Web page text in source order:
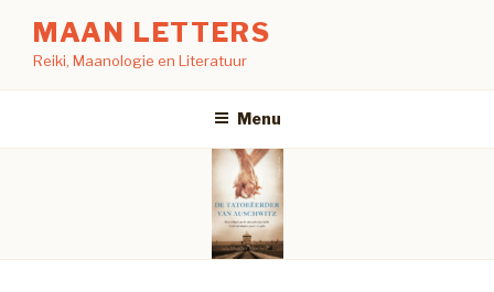
inhoud
springen
MAAN LETTERS
Reiki, Maanologie en Literatuur
Menu